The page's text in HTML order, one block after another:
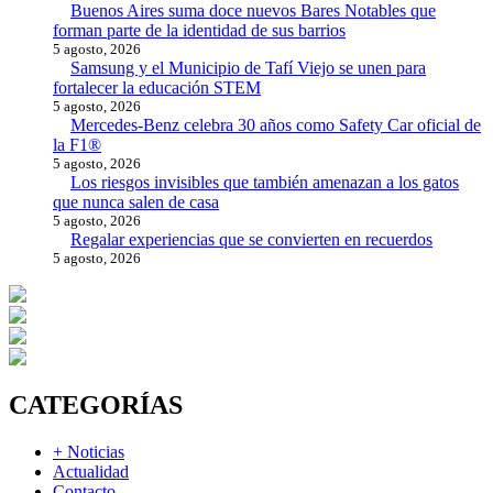
Buenos Aires suma doce nuevos Bares Notables que
forman parte de la identidad de sus barrios
5 agosto, 2026
Samsung y el Municipio de Tafí Viejo se unen para
fortalecer la educación STEM
5 agosto, 2026
Mercedes-Benz celebra 30 años como Safety Car oficial de
la F1®
5 agosto, 2026
Los riesgos invisibles que también amenazan a los gatos
que nunca salen de casa
5 agosto, 2026
Regalar experiencias que se convierten en recuerdos
5 agosto, 2026
CATEGORÍAS
+ Noticias
Actualidad